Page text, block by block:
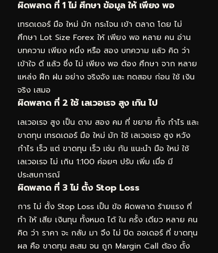
ผิดพลาด ที่ 1 ไม่ ศึกษา ข้อมูล ให้ เพียง พอ
เทรดเดอร์ มือ ใหม่ มัก กระโจน เข้า ตลาด โดย ไม่
ศึกษา Lot Size Forex ให้ เพียง พอ หลาย คน อ่าน
บทความ เพียง หนึ่ง หรือ สอง บทความ แล้ว คิด ว่า
เข้าใจ ดี แล้ว ซึ่ง ไม่ เพียง พอ ต้อง ศึกษา จาก หลาย
แหล่ง ฝึก ฝน อย่าง จริงจัง และ ทดสอบ ก่อน ใช้ เงิน
จริง เสมอ
ผิดพลาด ที่ 2 ใช้ เลเวอเรจ สูง เกิน ไป
เลเวอเรจ สูง เป็น ดาบ สอง คม ที่ ขยาย ทั้ง กำไร และ
ขาดทุน เทรดเดอร์ มือ ใหม่ มัก ใช้ เลเวอเรจ สูง หวัง
กำไร เร็ว แต่ ขาดทุน เร็ว เช่น กัน แนะนำ มือ ใหม่ ใช้
เลเวอเรจ ไม่ เกิน 1:100 ค่อยๆ ปรับ เพิ่ม เมื่อ มี
ประสบการณ์
ผิดพลาด ที่ 3 ไม่ ตั้ง Stop Loss
การ ไม่ ตั้ง Stop Loss เป็น ข้อ ผิดพลาด ร้ายแรง ที่
ทำ ให้ เสีย เงินทุน ทั้งหมด ได้ ใน ครั้ง เดียว หลาย คน
คิด ว่า ราคา จะ กลับ มา จึง ไม่ ปิด ออเดอร์ ที่ ขาดทุน
ผล คือ ขาดทุน สะสม จน ถูก Margin Call ต้อง ตั้ง